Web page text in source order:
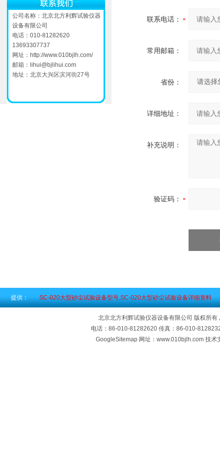
公司名称：北京北方利辉试验仪器
设备有限公司
电话：010-81282620
13693307737
网址： http://www.010bjlh.com/
邮箱： lihui@bjlihui.com
地址：北京大兴区滨河街27号
联系电话：
常用邮箱：
省份：
详细地址：
补充说明：
验证码：
提供： SC-020大型砂尘试验设备型号,SC-020大型砂尘试验设备详细资料
北京北方利辉试验仪器设备有限公司 版权所有
电话：86-010-81282620 传真：86-010-
GoogleSitemap 网址：www.010bjlh.com 技